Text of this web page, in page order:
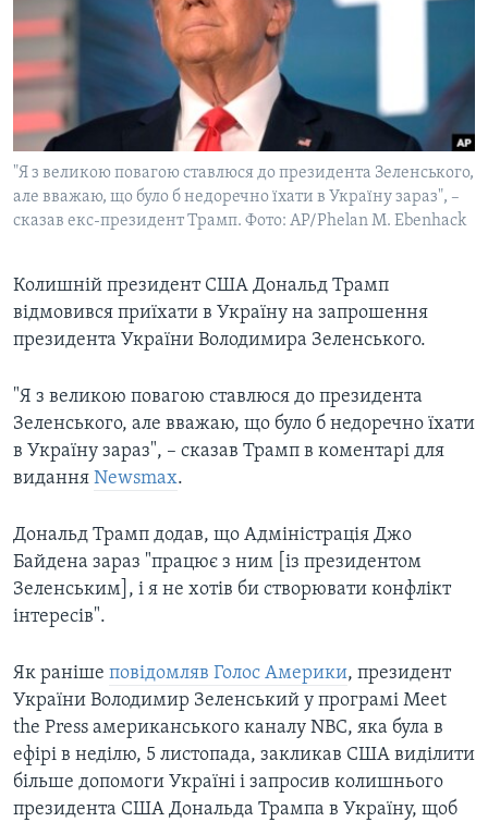
СУСПІЛЬСТВО
ЕКОНОМІКА
ІСТОРІЇ УСПІХУ УКРАЇНЦІВ
ТЕЛЕПРОГРАМИ
ЧАС-TIME
БРИФІНГ ГОЛОСУ АМЕРИКИ
ВІКНО В АМЕРИКУ
ПОГЛЯД З ВАШИНГТОНА
ENGLISH
Learning English
МИ В СОЦМЕРЕЖАХ
"Я з великою повагою ставлюся до президента Зеленського,
але вважаю, що було б недоречно їхати в Україну зараз", –
сказав екс-президент Трамп. Фото: AP/Phelan M. Ebenhack
Колишній президент США Дональд Трамп
відмовився приїхати в Україну на запрошення
президента України Володимира Зеленського.
"Я з великою повагою ставлюся до президента
Зеленського, але вважаю, що було б недоречно їхати
в Україну зараз", – сказав Трамп в коментарі для
видання Newsmax.
Дональд Трамп додав, що Адміністрація Джо
Байдена зараз "працює з ним [із президентом
Зеленським], і я не хотів би створювати конфлікт
інтересів".
Як раніше повідомляв Голос Америки, президент
України Володимир Зеленський у програмі Meet
the Press американського каналу NBC, яка була в
ефірі в неділю, 5 листопада, закликав США виділити
більше допомоги Україні і запросив колишнього
президента США Дональда Трампа в Україну, щоб